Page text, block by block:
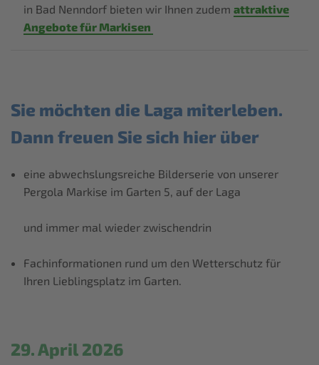
in Bad Nenndorf bieten wir Ihnen zudem attraktive
Angebote für Markisen
Sie möchten die Laga miterleben.
Dann freuen Sie sich hier über
eine abwechslungsreiche Bilderserie von unserer
Pergola Markise im Garten 5, auf der Laga
und immer mal wieder zwischendrin
Fachinformationen rund um den Wetterschutz für
Ihren Lieblingsplatz im Garten.
29. April 2026